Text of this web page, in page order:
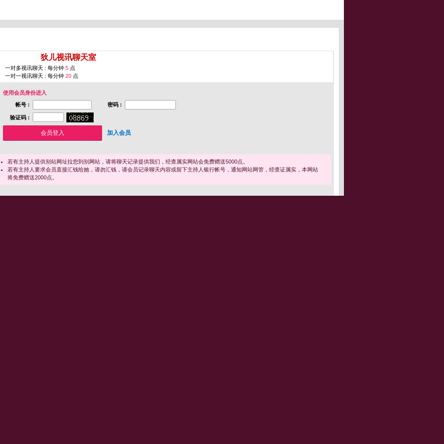
狄儿视讯聊天室
一对多视讯聊天 : 每分钟 5 点
一对一视讯聊天 : 每分钟 20 点
使用会员身份进入
帐号 :
密码 :
验证码 :
加入会员
若有主持人提供别站网址拉您到别网站，请将聊天记录提供我们，经查属实网站会免费赠送5000点。
若有主持人要求会员直接汇钱给她，请勿汇钱，请会员记录聊天内容或留下主持人银行帐号，通知网站网管，经查证属实，本网站
将免费赠送2000点。